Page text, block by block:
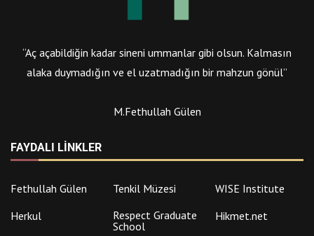
“Aç açabildiğin kadar sineni ummanlar gibi olsun. Kalmasın
alaka duymadığın ve el uzatmadığın bir mahzun gönül”
M.Fethullah Gülen
FAYDALI LINKLER
Fethullah Gülen Tenkil Müzesi
WISE Institute
Herkul
Respect Graduate
School
Hikmet.net